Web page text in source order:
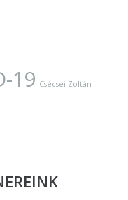
19 Csécsei Zoltán